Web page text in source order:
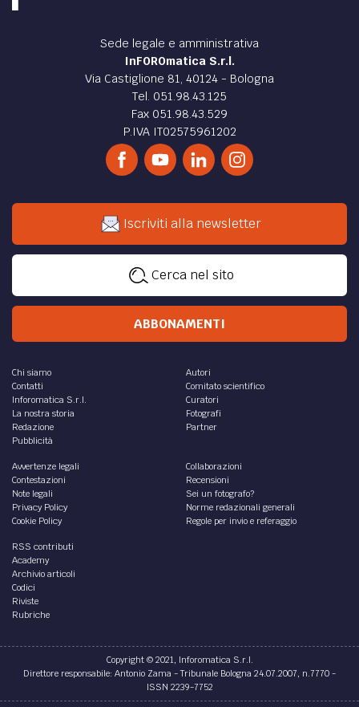
Sede legale e amministrativa
InFOROmatica S.r.l.
Via Castiglione 81, 40124 - Bologna
Tel. 051.98.43.125
Fax 051.98.43.529
P.IVA IT02575961202
Iscriviti alla newsletter
Cerca nel sito
ABBONAMENTI
Chi siamo
Contatti
Inforomatica S.r.l.
La nostra storia
Redazione
Pubblicità
Autori
Comitato scientifico
Curatori
Fotografi
Partner
Avvertenze legali
Contestazioni
Note legali
Privacy Policy
Cookie Policy
Collaborazioni
Recensioni
Sei un fotografo?
Norme redazionali generali
Regole per invio e referaggio
RSS contributi
Academy
Archivio articoli
Codici
Riviste
Rubriche
Copyright © 2021, Inforomatica S.r.l.
Direttore responsabile: Antonio Zama - Tribunale Bologna 24.07.2007, n.7770 -
ISSN 2239-7752